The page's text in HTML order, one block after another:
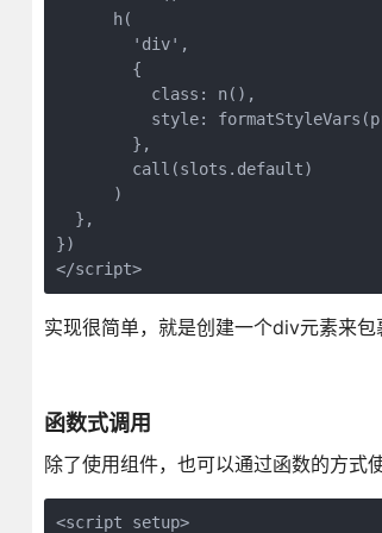
      h(
        'div',
        {
          class: n(),
style:
        },
        call(slots.default)
      )
  },
})
</script>
实现很简单，就是创建一个div元素来
函数式调用
除了使用组件，也可以通过函数的方式
<script setup>